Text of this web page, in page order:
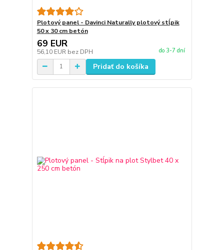
Plotový panel - Davinci Naturally plotový stĺpik
50 x 30 cm betón
69 EUR
56,10 EUR bez DPH do 3-7 dní
Pridať do košíka